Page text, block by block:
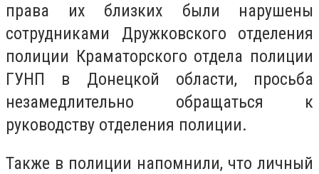
права их близких были нарушены
сотрудниками Дружковского отделения
полиции Краматорского отдела полиции
ГУНП в Донецкой области, просьба
незамедлительно обращаться к
руководству отделения полиции.
Также в полиции напомнили, что личный